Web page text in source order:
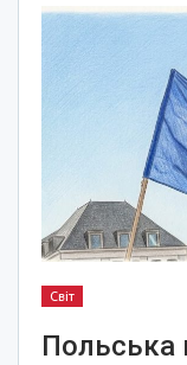
Світ
Польська